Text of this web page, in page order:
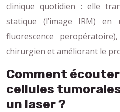
clinique quotidien : elle
statique (l’image IRM)
fluorescence
chirurgien et améliorant le
Comment
cellules
un laser ?